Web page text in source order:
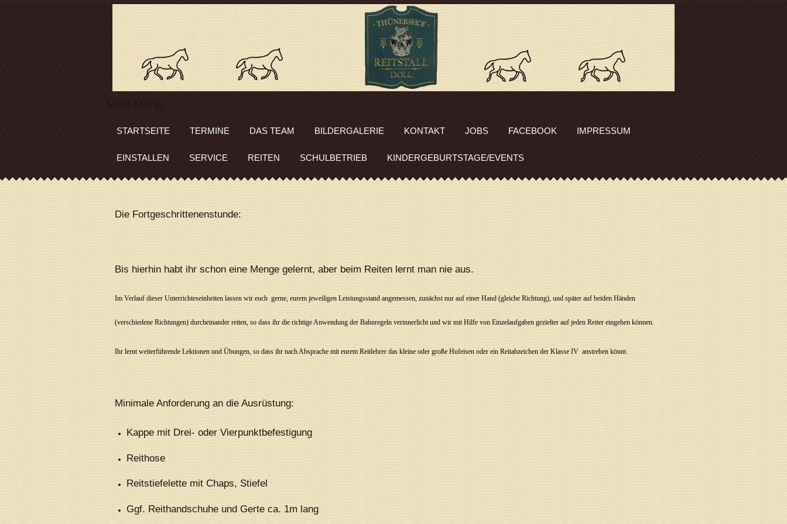
STARTSEITE TERMINE DAS TEAM BILDERGALERIE KONTAKT JOBS FACEBOOK IMPRESSUM
EINSTALLEN SERVICE REITEN SCHULBETRIEB KINDERGEBURTSTAGE/EVENTS
Die Fortgeschrittenenstunde:
Bis hierhin habt ihr schon eine Menge gelernt, aber beim Reiten lernt man nie aus.
Im Verlauf dieser Unterrichteseinheiten lassen wir euch gerne, eurem jeweiligen Leistungsstand angemessen, zunächst nur auf einer Hand (gleiche Richtung), und später auf beiden Händen
(verschiedene Richtungen) durcheinander reiten, so dass ihr die richtige Anwendung der Bahnregeln verinnerlicht und wir mit Hilfe von Einzelaufgaben gezielter auf jeden Reiter eingehen können.
Ihr lernt weiterführende Lektionen und Übungen, so dass ihr nach Absprache mit eurem Reitlehrer das kleine oder große Hufeisen oder ein Reitabzeichen der Klasse IV anstreben könnt.
Minimale Anforderung an die Ausrüstung:
Kappe mit Drei- oder Vierpunktbefestigung
Reithose
Reitstiefelette mit Chaps, Stiefel
Ggf. Reithandschuhe und Gerte ca. 1m lang